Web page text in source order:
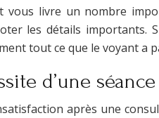
vous livre un nombre
les détails importants.
tout ce que le voyant a
d’une séance
après une